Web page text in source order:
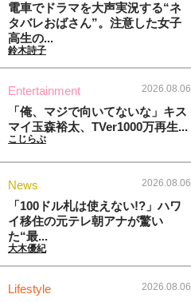
電車でドラマを大声実況する“ネ
タバレおばさん”。注意した女子
高生の...
鈴木詩子
Entertainment 2026.08.06
「俺、マジで向いてないな」キス
マイ玉森裕太、TVer1000万再生...
こじらぶ
News 2026.08.06
「100ドル札は使えない!?」ハワ
イ移住の元テレ朝アナが驚い
た“最...
大木優紀
Lifestyle 2026.08.06